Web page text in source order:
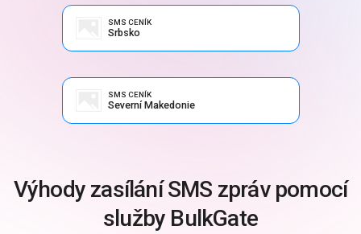
SMS CENÍK
Srbsko
SMS CENÍK
Severní Makedonie
Výhody zasílání SMS zpráv pomocí
služby BulkGate